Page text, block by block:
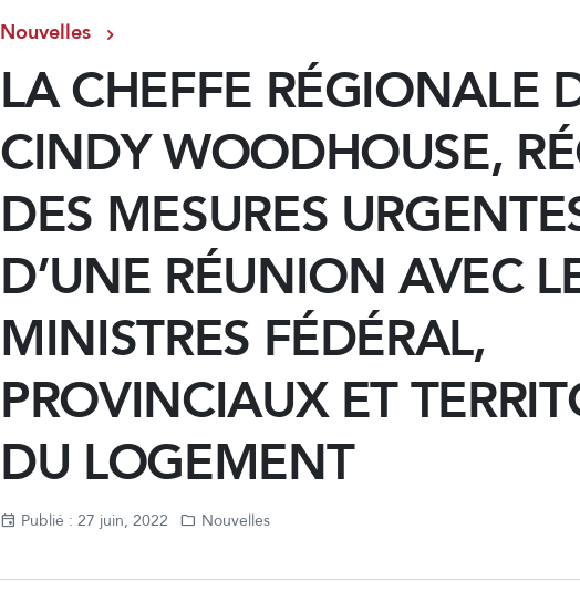
Nouvelles
LA CHEFFE RÉGIONALE
CINDY WOODHOUSE,
DES MESURES
D’UNE RÉUNION AVEC
MINISTRES FÉDÉRAL,
PROVINCIAUX ET
DU LOGEMENT
Publié : 27 juin, 2022 Nouvelles